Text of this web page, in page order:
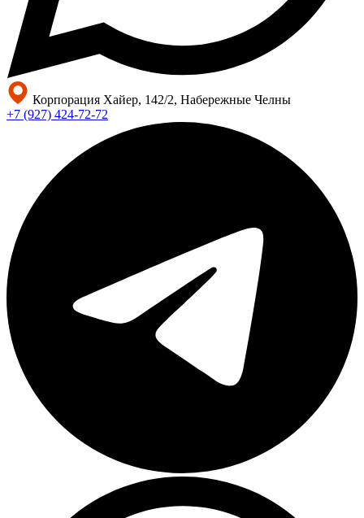
Корпорация Хайер, 142/2, Набережные Челны
+7 (927) 424-72-72